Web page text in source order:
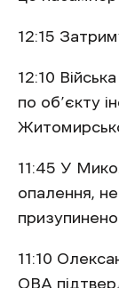
12:15
12:10
по об’єкту
11:45 У
опалення,
11:10
ОВА